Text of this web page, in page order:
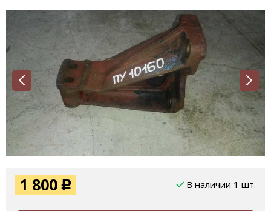
1 800 Р В наличии 1 шт.